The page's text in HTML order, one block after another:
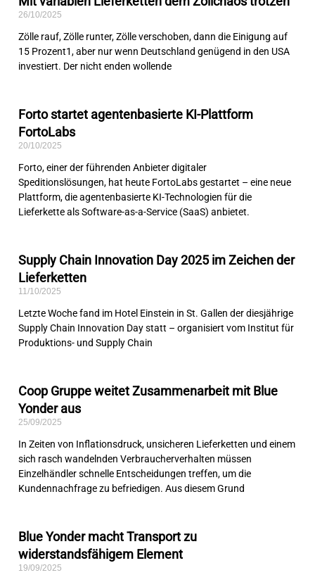
26/10/2025
Zölle rauf, Zölle runter, Zölle verschoben, dann die Einigung auf
15 Prozent1, aber nur wenn Deutschland genügend in den USA
investiert. Der nicht enden wollende
Forto startet agentenbasierte KI-Plattform
FortoLabs
20/10/2025
Forto, einer der führenden Anbieter digitaler
Speditionslösungen, hat heute FortoLabs gestartet – eine neue
Plattform, die agentenbasierte KI-Technologien für die
Lieferkette als Software-as-a-Service (SaaS) anbietet.
Supply Chain Innovation Day 2025 im Zeichen der
Lieferketten
11/10/2025
Letzte Woche fand im Hotel Einstein in St. Gallen der diesjährige
Supply Chain Innovation Day statt – organisiert vom Institut für
Produktions- und Supply Chain
Coop Gruppe weitet Zusammenarbeit mit Blue
Yonder aus
25/09/2025
In Zeiten von Inflationsdruck, unsicheren Lieferketten und einem
sich rasch wandelnden Verbraucherverhalten müssen
Einzelhändler schnelle Entscheidungen treffen, um die
Kundennachfrage zu befriedigen. Aus diesem Grund
Blue Yonder macht Transport zu
widerstandsfähigem Element
19/09/2025